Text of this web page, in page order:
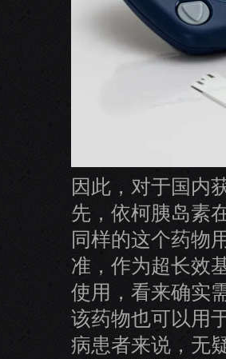
因此，对于国内
先，依柯胰岛素
同样的这个药物
准，作为超长效
使用，看来确实
该药物也可以用
病患者来说，无